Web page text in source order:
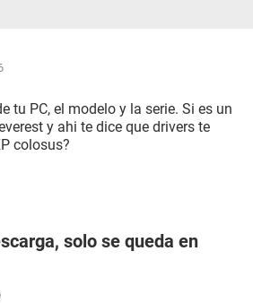
tu PC, el modelo y la serie. Si es un
y ahi te dice que drivers te
colosus?
solo se queda en